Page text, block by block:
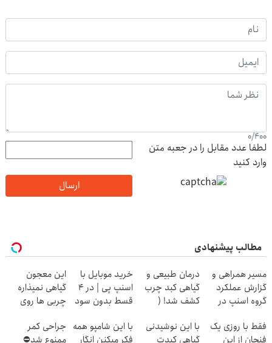
0/400
لطفا عدد مقابل را در جعبه متن
وارد کنید
ارسال
مطالب پیشنهادی
مسیر همراهی و
گزارش عملکرد
گروه اسنپ در
درمان طبیعی و
گیاهی کبد چرب
کشف شد! (
محصول با
خرید موبایل با
اسنپ پی | در ۴
قسط بدون سود
این معجون
گیاهی نمیذاره
چربی ها روی
بشن55%تخفیف
فقط با روزی یک
با این نوشیدنی
با این شامپو همه جراحی کمر